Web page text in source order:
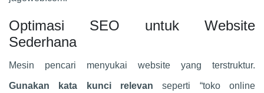
Optimasi SEO untuk Website
Sederhana
Mesin pencari menyukai website yang terstruktur.
Gunakan kata kunci relevan seperti “toko online